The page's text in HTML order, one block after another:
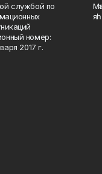
службой по
номер:
2017 г.